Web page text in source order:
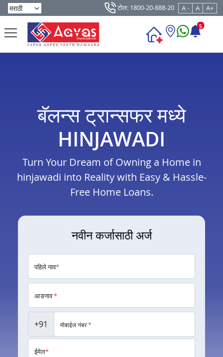
टोल: 1800-20-888-20 A - A A+
5
बॅलन्स ट्रान्सफर मध्ये
HINJAWADI
Turn Your Dream of Owning a Home in
hinjawadi into Reality with Easy & Hassle-
Free Home Loans.
नवीन कर्जासाठी अर्ज
पहिले नाव*
आडनाव*
+91 मोबाईल नंबर*
ईमेल*